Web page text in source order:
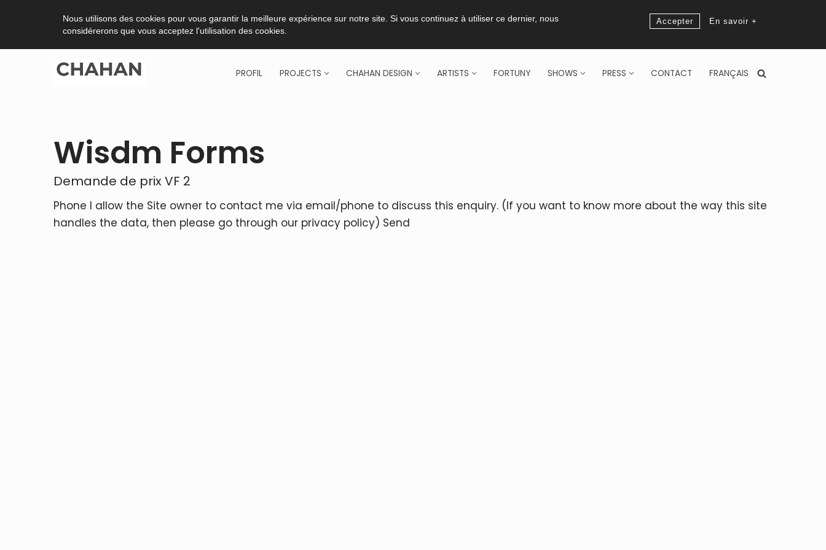
Nous utilisons des cookies pour vous garantir la meilleure expérience sur notre site. Si vous continuez à utiliser ce dernier, nous
considérerons que vous acceptez l'utilisation des cookies.
Accepter En savoir +
PROFIL PROJECTS CHAHAN DESIGN ARTISTS FORTUNY SHOWS PRESS CONTACT FRANÇAIS
Wisdm Forms
Demande de prix VF 2
Phone I allow the Site owner to contact me via email/phone to discuss this enquiry. (If you want to know more about the way this site
handles the data, then please go through our privacy policy) Send